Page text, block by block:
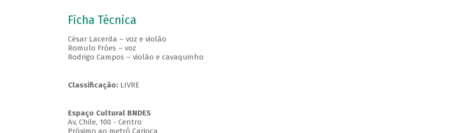
Ficha Técnica
César Lacerda – voz e violão
Romulo Fróes – voz
Rodrigo Campos – violão e cavaquinho
Classificação: LIVRE
Espaço Cultural BNDES
Av, Chile, 100 - Centro